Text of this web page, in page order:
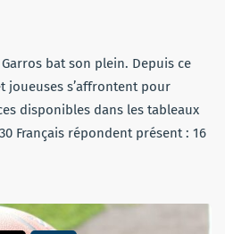
Garros bat son plein. Depuis ce
joueuses s’affrontent pour
disponibles dans les tableaux
Français répondent présent : 16